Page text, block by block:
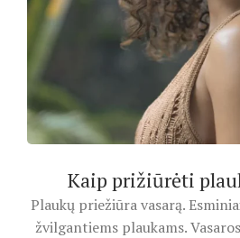
Kaip prižiūrėti
Plaukų priežiūra vasarą.
žvilgantiems plaukams.